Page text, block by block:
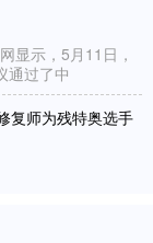
显示，5月11日，
通过了中
复师为残特奥选手
体中心开赛。
时长共